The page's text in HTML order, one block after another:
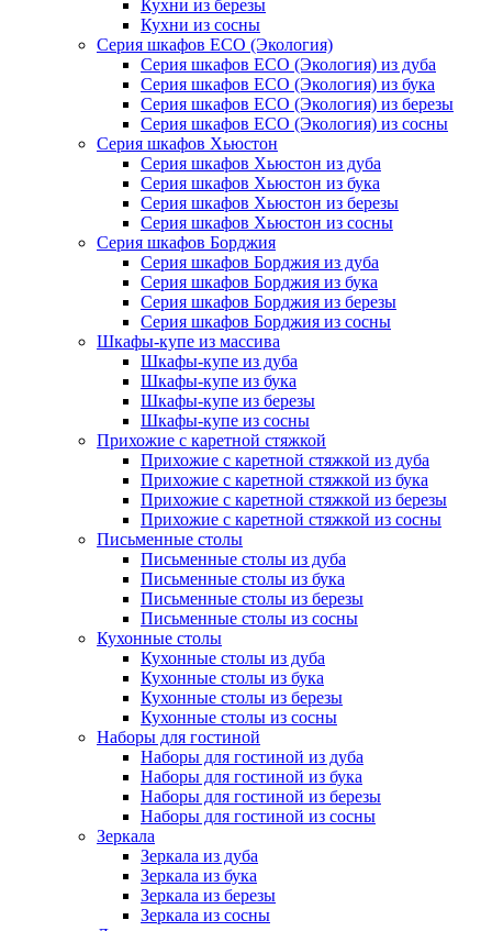
Кухни из березы
Кухни из сосны
Серия шкафов ECO (Экология)
Серия шкафов ECO (Экология) из дуба
Серия шкафов ECO (Экология) из бука
Серия шкафов ECO (Экология) из березы
Серия шкафов ECO (Экология) из сосны
Серия шкафов Хьюстон
Серия шкафов Хьюстон из дуба
Серия шкафов Хьюстон из бука
Серия шкафов Хьюстон из березы
Серия шкафов Хьюстон из сосны
Серия шкафов Борджия
Серия шкафов Борджия из дуба
Серия шкафов Борджия из бука
Серия шкафов Борджия из березы
Серия шкафов Борджия из сосны
Шкафы-купе из массива
Шкафы-купе из дуба
Шкафы-купе из бука
Шкафы-купе из березы
Шкафы-купе из сосны
Прихожие с каретной стяжкой
Прихожие с каретной стяжкой из дуба
Прихожие с каретной стяжкой из бука
Прихожие с каретной стяжкой из березы
Прихожие с каретной стяжкой из сосны
Письменные столы
Письменные столы из дуба
Письменные столы из бука
Письменные столы из березы
Письменные столы из сосны
Кухонные столы
Кухонные столы из дуба
Кухонные столы из бука
Кухонные столы из березы
Кухонные столы из сосны
Наборы для гостиной
Наборы для гостиной из дуба
Наборы для гостиной из бука
Наборы для гостиной из березы
Наборы для гостиной из сосны
Зеркала
Зеркала из дуба
Зеркала из бука
Зеркала из березы
Зеркала из сосны